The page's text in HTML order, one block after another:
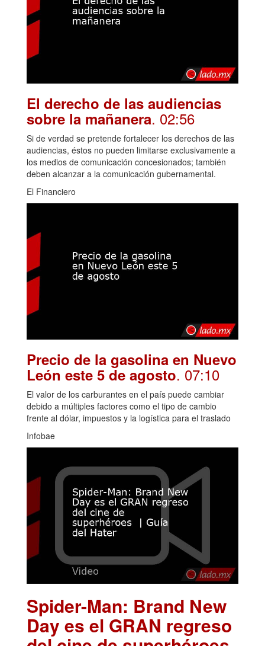
El derecho de las audiencias
sobre la mañanera. 02:56
Si de verdad se pretende fortalecer los derechos de las
audiencias, éstos no pueden limitarse exclusivamente a
los medios de comunicación concesionados; también
deben alcanzar a la comunicación gubernamental.
El Financiero
Precio de la gasolina en Nuevo
León este 5 de agosto. 07:10
El valor de los carburantes en el país puede cambiar
debido a múltiples factores como el tipo de cambio
frente al dólar, impuestos y la logística para el traslado
Infobae
Spider-Man: Brand New
Day es el GRAN regreso